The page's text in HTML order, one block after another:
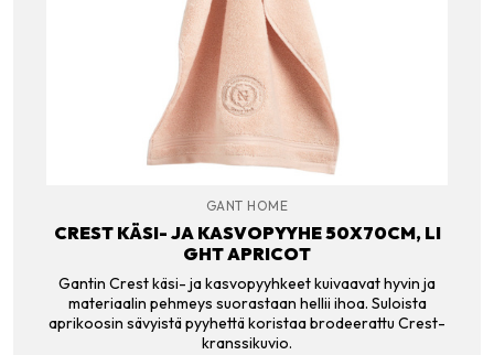
GANT HOME
CREST KÄSI- JA KASVOPYYHE 50X70CM, LI
GHT APRICOT
Gantin Crest käsi- ja kasvopyyhkeet kuivaavat hyvin ja
materiaalin pehmeys suorastaan hellii ihoa. Suloista
aprikoosin sävyistä pyyhettä koristaa brodeerattu Crest-
kranssikuvio.